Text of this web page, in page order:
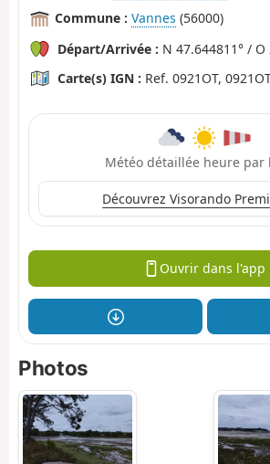
Commune : Vannes (56000)
Départ/Arrivée : N 47.644811° / O
Carte(s) IGN : Ref. 0921OT,
Météo détaillée heure par
Découvrez Visorando
Ouvrir dans l'app
Photos